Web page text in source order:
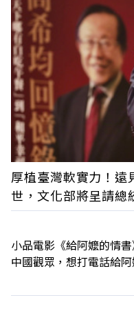
厚植臺灣軟實力！
世，文化部將呈請總
小品電影《給阿嬤的情
中國觀眾，想打電話給阿